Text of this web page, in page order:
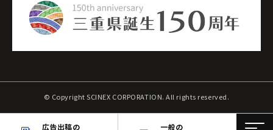
広告出稿の 一般の
© Copyright SCINEX CORPORATION. All rights reserved.